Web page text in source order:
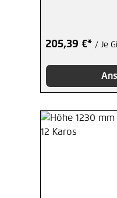
205,39 €* / Je